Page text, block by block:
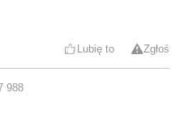
Lubię to Zgłoś
988